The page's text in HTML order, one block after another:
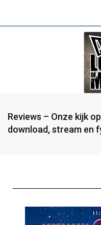
Reviews – Onze kijk
download, stream en